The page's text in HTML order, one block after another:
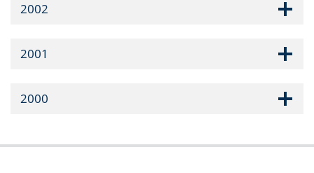
2002
2001
2000